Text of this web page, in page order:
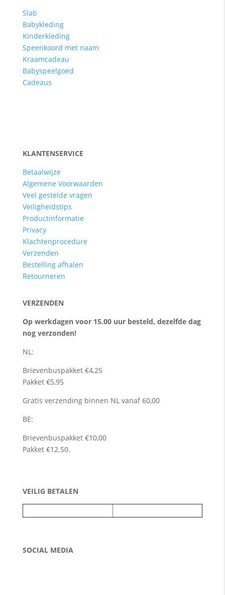
Slab
Babykleding
Kinderkleding
Speenkoord met naam
Kraamcadeau
Babyspeelgoed
Cadeaus
KLANTENSERVICE
Betaalwijze
Algemene Voorwaarden
Veel gestelde vragen
Veiligheidstips
Productinformatie
Privacy
Klachtenprocedure
Verzenden
Bestelling afhalen
Retourneren
VERZENDEN
Op werkdagen voor 15.00 uur besteld, dezelfde dag
nog verzonden!
NL:
Brievenbuspakket €4,25
Pakket €5,95
Gratis verzending binnen NL vanaf 60,00
BE:
Brievenbuspakket €10,00
Pakket €12.50.
VEILIG BETALEN
SOCIAL MEDIA